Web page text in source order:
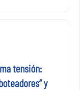
tensión:
y